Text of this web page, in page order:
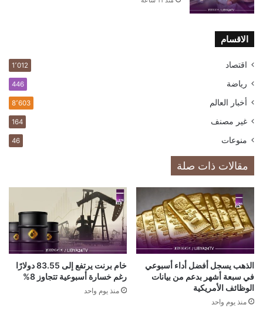
الاقسام
اقتصاد 1٬012
رياضة 446
أخبار العالم 8٬603
غير مصنف 164
منوعات 46
مقالات ذات صلة
الذهب يسجل أفضل أداء أسبوعي
في سبعة أشهر بدعم من بيانات
الوظائف الأمريكية
منذ يوم واحد
خام برنت يرتفع إلى 83.55 دولارًا
رغم خسارة أسبوعية تتجاوز 8%
منذ يوم واحد